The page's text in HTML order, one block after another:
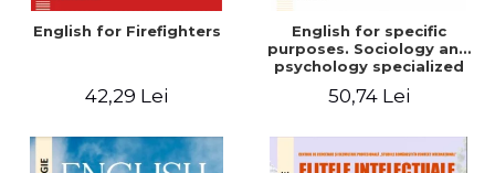
English for Firefighters
42,29 Lei
English for specific
purposes. Sociology and
psychology specialized
50,74 Lei